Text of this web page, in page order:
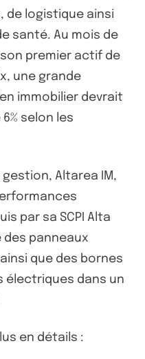
de logistique ainsi
santé. Au mois de
premier actif de
une grande
immobilier devrait
selon les
Altarea IM,
par sa SCPI Alta
des panneaux
que des bornes
électriques dans un
en détails :